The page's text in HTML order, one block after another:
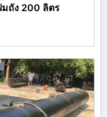
มถัง 200 ลิตร